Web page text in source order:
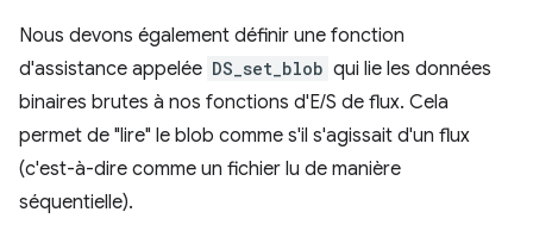
Nous devons également définir une fonction
d'assistance appelée DS_set_blob qui lie les données
binaires brutes à nos fonctions d'E/S de flux. Cela
permet de "lire" le blob comme s'il s'agissait d'un flux
(c'est-à-dire comme un fichier lu de manière
séquentielle).